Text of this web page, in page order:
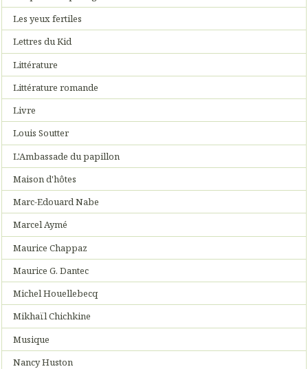
Les yeux fertiles
Lettres du Kid
Littérature
Littérature romande
Livre
Louis Soutter
L'Ambassade du papillon
Maison d'hôtes
Marc-Edouard Nabe
Marcel Aymé
Maurice Chappaz
Maurice G. Dantec
Michel Houellebecq
Mikhaïl Chichkine
Musique
Nancy Huston